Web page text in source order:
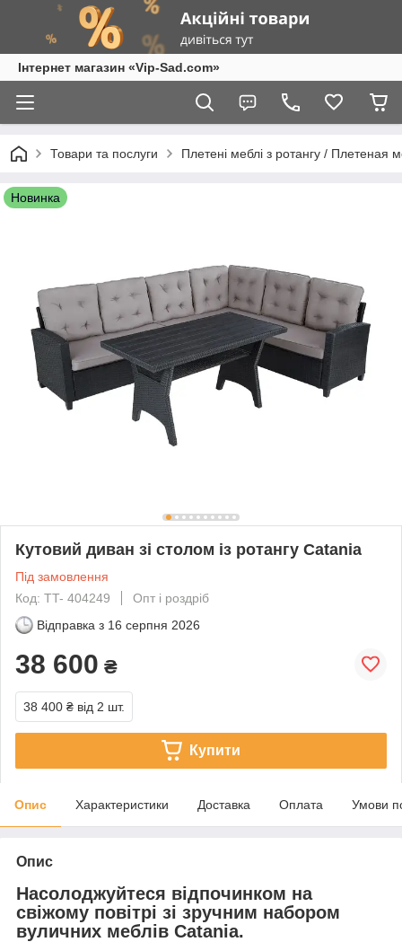
Інтернет магазин «Vip-Sad.com»
Товари та послуги Плетені меблі з ротангу / Плетеная
Новинка
Кутовий диван зі столом із ротангу Catania
Під замовлення
Код: TT- 404249
Опт і роздріб
Відправка з 16 серпня 2026
38 600 ₴
38 400 ₴ від 2 шт.
Купити
Опис Характеристики Доставка Оплата Умови
Опис
Насолоджуйтеся відпочинком на
свіжому повітрі зі зручним набором
вуличних меблів Catania.